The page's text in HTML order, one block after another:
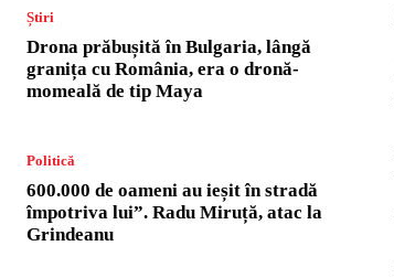
Știri
Drona prăbușită în Bulgaria, lângă
granița cu România, era o dronă-
momeală de tip Maya
Politică
600.000 de oameni au ieșit în stradă
împotriva lui”. Radu Miruță, atac la
Grindeanu